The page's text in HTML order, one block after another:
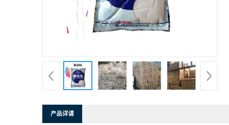
产品详请